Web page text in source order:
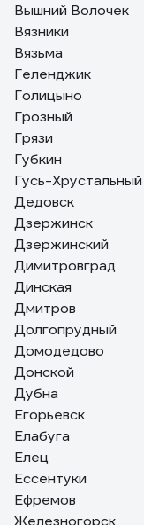
Вышний Волочек
Вязники
Вязьма
Геленджик
Голицыно
Грозный
Грязи
Губкин
Гусь-Хрустальный
Дедовск
Дзержинск
Дзержинский
Димитровград
Динская
Дмитров
Долгопрудный
Домодедово
Донской
Дубна
Егорьевск
Елабуга
Елец
Ессентуки
Ефремов
Железногорск